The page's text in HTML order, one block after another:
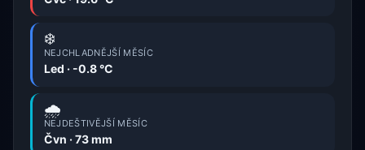
❄️
NEJCHLADNĚJŠÍ MĚSÍC
Led · -0.8 °C
🌧️
NEJDEŠTIVĚJŠÍ MĚSÍC
Čvn · 73 mm